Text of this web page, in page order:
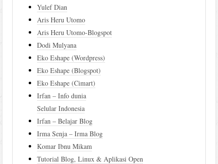
Yulef Dian
Aris Heru Utomo
Aris Heru Utomo-Blogspot
Dodi Mulyana
Eko Eshape (Wordpress)
Eko Eshape (Blogspot)
Eko Eshape (Cimart)
Irfan – Info dunia
Selular Indonesia
Irfan – Belajar Blog
Irma Senja – Irma Blog
Komar Ibnu Mikam
Tutorial Blog, Linux & Aplikasi Open